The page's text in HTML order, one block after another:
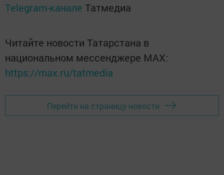
Telegram-канале Татмедиа
Читайте новости Татарстана в
национальном мессенджере MАХ:
https://max.ru/tatmedia
Перейти на страницу новости